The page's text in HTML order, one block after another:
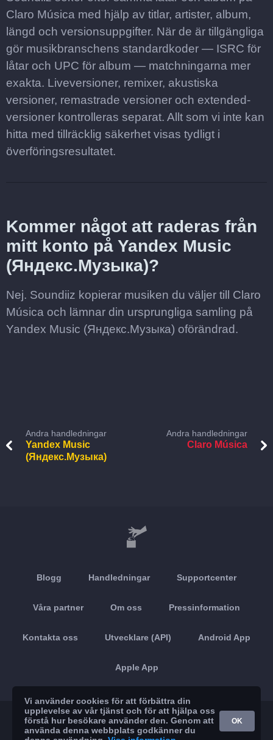
Claro Música med hjälp av titlar, artister, album,
längd och versionsuppgifter. När de är tillgängliga
gör musikbranschens standardkoder — ISRC för
låtar och UPC för album — matchningarna mer
exakta. Liveversioner, remixer, akustiska
versioner, remastrade versioner och extended-
versioner kontrolleras separat. Allt som vi inte kan
hitta med tillräcklig säkerhet visas tydligt i
överföringsresultatet.
Kommer något att raderas från
mitt konto på Yandex Music
(Яндекс.Музыка)?
Nej. Soundiiz kopierar musiken du väljer till Claro
Música och lämnar din ursprungliga samling på
Yandex Music (Яндекс.Музыка) oförändrad.
Andra handledningar
Yandex Music
(Яндекс.Музыка)
Andra handledningar
Claro Música
Blogg Handledningar Supportcenter
Våra partner Om oss Pressinformation
Kontakta oss Utvecklare (API) Android App
Apple App
© 2026 Brickoft Sekretess Tjänststatus
Vi använder cookies för att förbättra din
upplevelse av vår tjänst och för att hjälpa oss
förstå hur besökare använder den. Genom att
använda denna webbplats godkänner du
OK